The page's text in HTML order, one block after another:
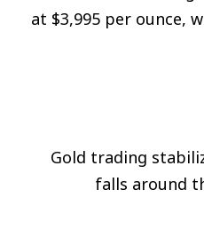
at $3,995 per ounce,
Gold trading
falls around